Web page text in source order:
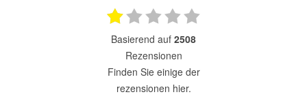
basierend auf 2508
Rezensionen
finden Sie einige der
rezensionen hier.